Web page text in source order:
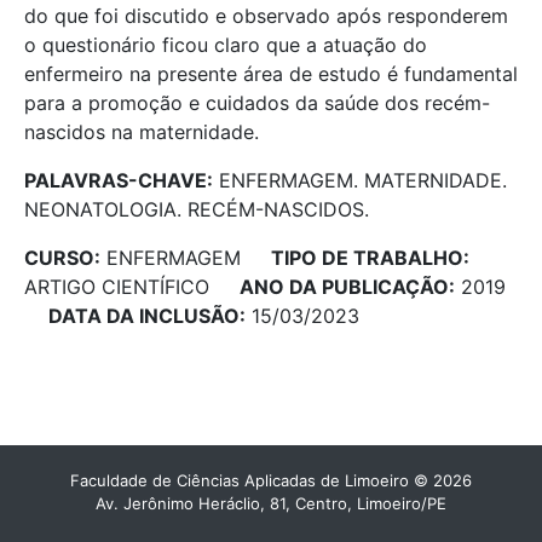
do que foi discutido e observado após responderem
o questionário ficou claro que a atuação do
enfermeiro na presente área de estudo é fundamental
para a promoção e cuidados da saúde dos recém-
nascidos na maternidade.
PALAVRAS-CHAVE: ENFERMAGEM. MATERNIDADE.
NEONATOLOGIA. RECÉM-NASCIDOS.
CURSO: ENFERMAGEM
TIPO DE TRABALHO:
ARTIGO CIENTÍFICO
ANO DA PUBLICAÇÃO: 2019
DATA DA INCLUSÃO: 15/03/2023
Faculdade de Ciências Aplicadas de Limoeiro © 2026
Av. Jerônimo Heráclio, 81, Centro, Limoeiro/PE